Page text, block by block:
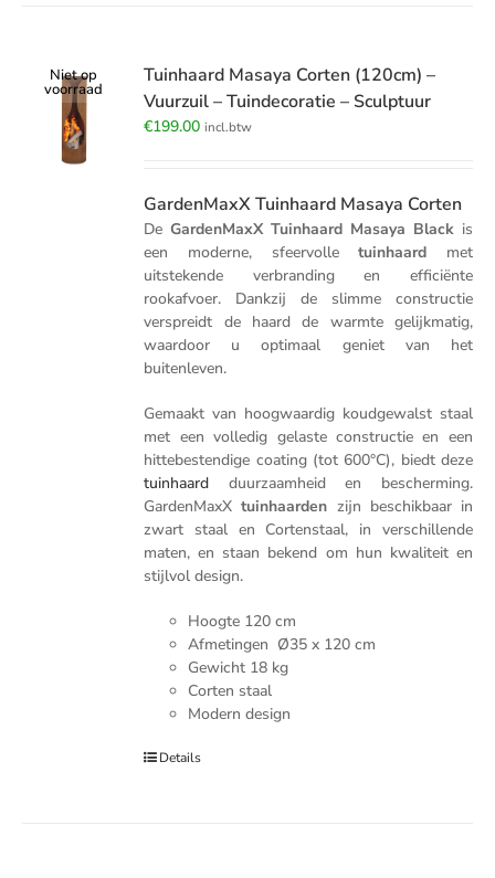
Niet op
voorraad
Tuinhaard Masaya Corten (120cm) –
Vuurzuil – Tuindecoratie – Sculptuur
€199.00 incl.btw
GardenMaxX Tuinhaard Masaya Corten
DeGardenMaxX Tuinhaard Masaya Black is
een moderne, sfeervolletuinhaard met
uitstekende verbranding en efficiënte
rookafvoer. Dankzij de slimme constructie
verspreidt de haard de warmte gelijkmatig,
waardoor u optimaal geniet van het
buitenleven.
Gemaakt van hoogwaardig koudgewalst staal
met een volledig gelaste constructie en een
hittebestendige coating (tot 600°C), biedt deze
tuinhaard duurzaamheid en bescherming.
GardenMaxXtuinhaarden zijn beschikbaar in
zwart staal en Cortenstaal, in verschillende
maten, en staan bekend om hun kwaliteit en
stijlvol design.
Hoogte 120 cm
Afmetingen Ø35 x 120 cm
Gewicht 18 kg
Corten staal
Modern design
Details